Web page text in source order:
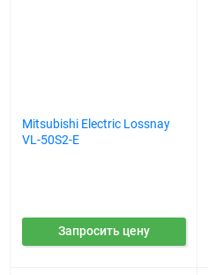
Mitsubishi Electric Lossnay
VL-50S2-E
Запросить цену